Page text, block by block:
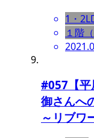
1・
１階
#057【平
御さんへ
～リブワ